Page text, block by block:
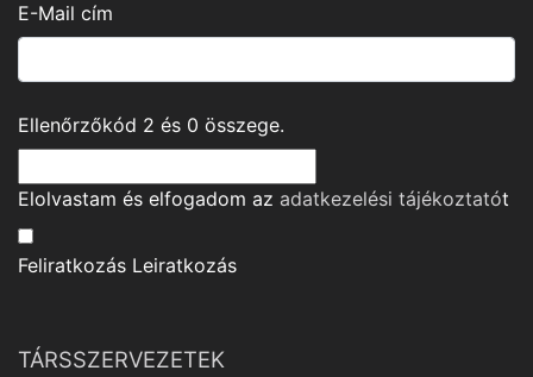
E-Mail cím
Ellenőrzőkód 2 és 0 összege.
Elolvastam és elfogadom az adatkezelési tájékoztatót
Feliratkozás Leiratkozás
TÁRSSZERVEZETEK